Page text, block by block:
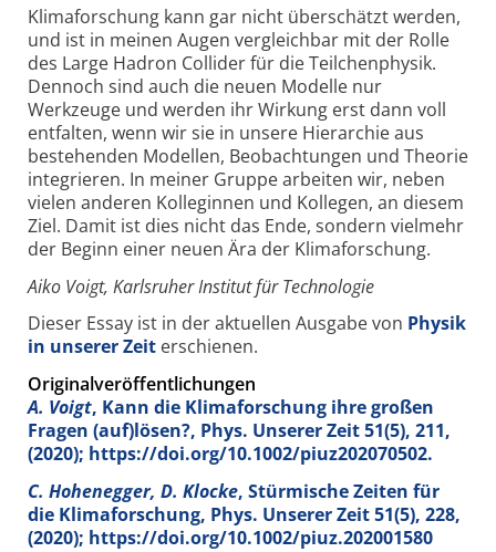
Klimaforschung kann gar nicht überschätzt werden,
und ist in meinen Augen vergleichbar mit der Rolle
des Large Hadron Collider für die Teilchenphysik.
Dennoch sind auch die neuen Modelle nur
Werkzeuge und werden ihr Wirkung erst dann voll
entfalten, wenn wir sie in unsere Hierarchie aus
bestehenden Modellen, Beobachtungen und Theorie
integrieren. In meiner Gruppe arbeiten wir, neben
vielen anderen Kolleginnen und Kollegen, an diesem
Ziel. Damit ist dies nicht das Ende, sondern vielmehr
der Beginn einer neuen Ära der Klimaforschung.
Aiko Voigt, Karlsruher Institut für Technologie
Dieser Essay ist in der aktuellen Ausgabe von Physik
in unserer Zeit erschienen.
Originalveröffentlichungen
A. Voigt, Kann die Klimaforschung ihre großen
Fragen (auf)lösen?, Phys. Unserer Zeit51(5), 211,
(2020); https://doi.org/10.1002/piuz202070502.
C. Hohenegger, D. Klocke, Stürmische Zeiten für
die Klimaforschung, Phys. Unserer Zeit51(5), 228,
(2020); https://doi.org/10.1002/piuz.202001580